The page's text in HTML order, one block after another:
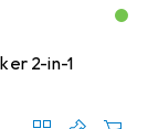
2-in-1